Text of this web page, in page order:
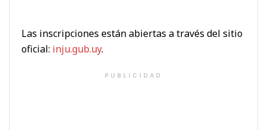
Las inscripciones están abiertas a través del sitio
oficial: inju.gub.uy.
PUBLICIDAD